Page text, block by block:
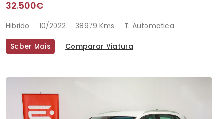
32.500€
Hibrido 10/2022 38979 Kms T. Automatica
Saber Mais Comparar Viatura